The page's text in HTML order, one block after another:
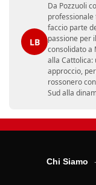
LB
Da Pozzuoli
faccio parte
passione per
consolidato a
alla Cattolica:
approccio,
rossonero
Sud alla
Chi Siamo